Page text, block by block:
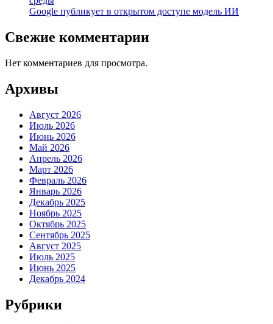
Google публикует в открытом доступе модель ИИ
Свежие комментарии
Нет комментариев для просмотра.
Архивы
Август 2026
Июль 2026
Июнь 2026
Май 2026
Апрель 2026
Март 2026
Февраль 2026
Январь 2026
Декабрь 2025
Ноябрь 2025
Октябрь 2025
Сентябрь 2025
Август 2025
Июль 2025
Июнь 2025
Декабрь 2024
Рубрики